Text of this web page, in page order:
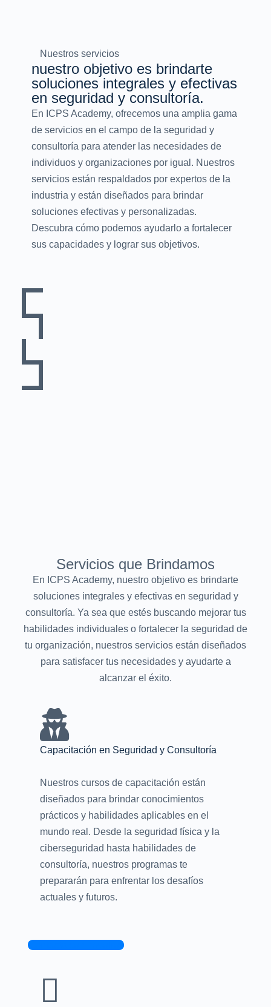
Nuestros servicios
nuestro objetivo es brindarte
soluciones integrales y efectivas
en seguridad y consultoría.
En ICPS Academy, ofrecemos una amplia gama
de servicios en el campo de la seguridad y
consultoría para atender las necesidades de
individuos y organizaciones por igual. Nuestros
servicios están respaldados por expertos de la
industria y están diseñados para brindar
soluciones efectivas y personalizadas.
Descubra cómo podemos ayudarlo a fortalecer
sus capacidades y lograr sus objetivos.
Servicios que Brindamos
En ICPS Academy, nuestro objetivo es brindarte
soluciones integrales y efectivas en seguridad y
consultoría. Ya sea que estés buscando mejorar tus
habilidades individuales o fortalecer la seguridad de
tu organización, nuestros servicios están diseñados
para satisfacer tus necesidades y ayudarte a
alcanzar el éxito.
Capacitación en Seguridad y Consultoría
Nuestros cursos de capacitación están
diseñados para brindar conocimientos
prácticos y habilidades aplicables en el
mundo real. Desde la seguridad física y la
ciberseguridad hasta habilidades de
consultoría, nuestros programas te
prepararán para enfrentar los desafíos
actuales y futuros.
Contacta con nosotros